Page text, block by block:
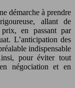
démarche à prendre
allant de
en passant par
L’anticipation des
indispensable
pour éviter tout
en négociation et en